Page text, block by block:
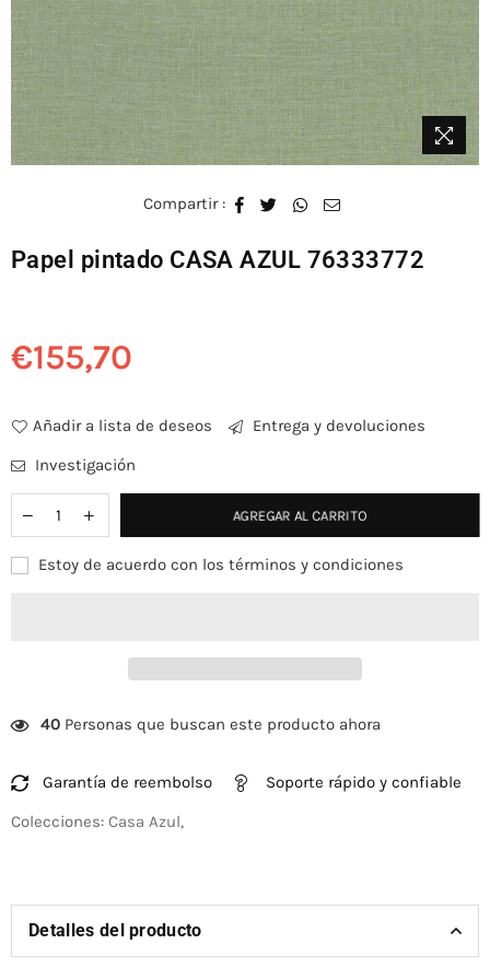
Compartir :
Papel pintado CASA AZUL 76333772
Precio
€155,70
Añadir a lista de deseos
Entrega y devoluciones
Investigación
AGREGAR AL CARRITO
Estoy de acuerdo con los términos y condiciones
40 Personas que buscan este producto ahora
Garantía de reembolso
Soporte rápido y confiable
Colecciones: Casa Azul,
Detalles del producto